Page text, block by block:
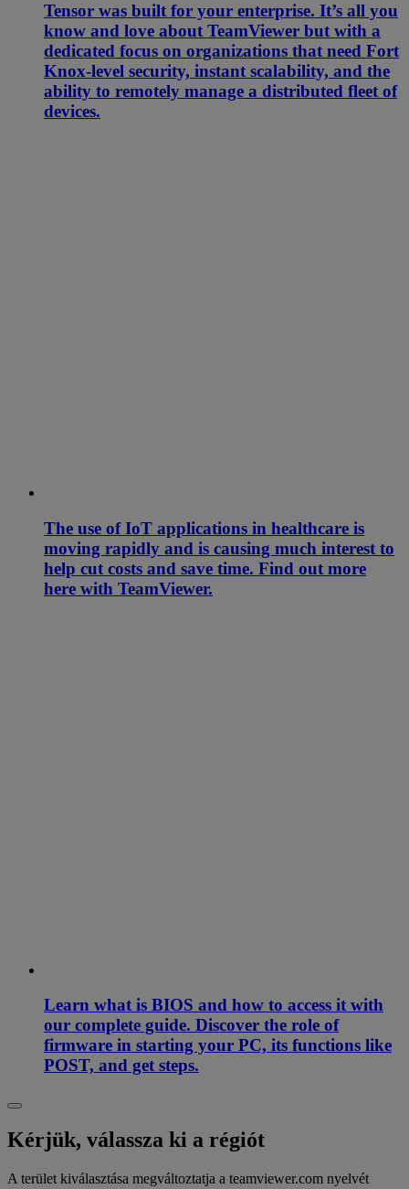
Tensor was built for your enterprise. It’s all you
know and love about TeamViewer but with a
dedicated focus on organizations that need Fort
Knox-level security, instant scalability, and the
ability to remotely manage a distributed fleet of
devices.
The use of IoT applications in healthcare is
moving rapidly and is causing much interest to
help cut costs and save time. Find out more
here with TeamViewer.
Learn what is BIOS and how to access it with
our complete guide. Discover the role of
firmware in starting your PC, its functions like
POST, and get steps.
Kérjük, válassza ki a régiót
A terület kiválasztása megváltoztatja a teamviewer.com nyelvét